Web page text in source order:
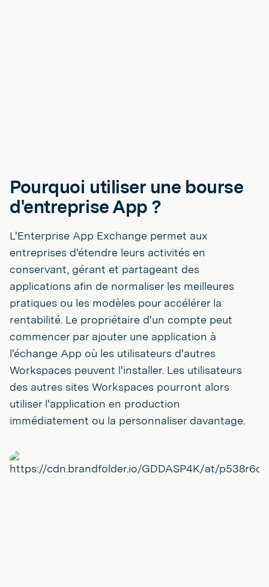
Pourquoi utiliser une bourse
d'entreprise App ?
L'Enterprise App Exchange permet aux
entreprises d'étendre leurs activités en
conservant, gérant et partageant des
applications afin de normaliser les meilleures
pratiques ou les modèles pour accélérer la
rentabilité. Le propriétaire d'un compte peut
commencer par ajouter une application à
l'échange App où les utilisateurs d'autres
Workspaces peuvent l'installer. Les utilisateurs
des autres sites Workspaces pourront alors
utiliser l'application en production
immédiatement ou la personnaliser davantage.